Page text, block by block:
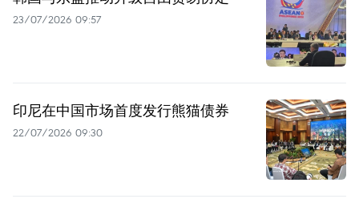
23/07/2026 09:57
印尼在中国市场首度发行熊猫债券
22/07/2026 09:30